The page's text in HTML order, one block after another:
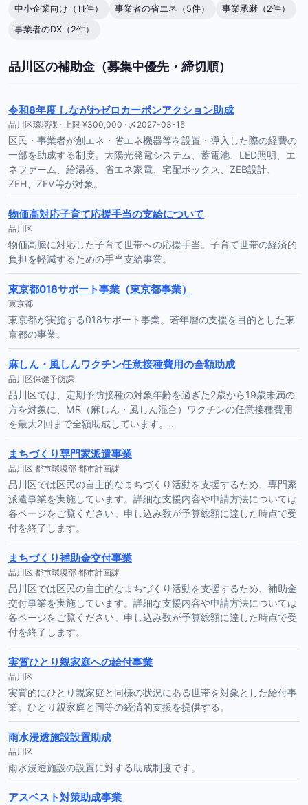
中小企業向け（11件） 事業者の省エネ（5件）
事業承継（2件）
事業者のDX（2件）
品川区の補助金（募集中優先・締切順）
令和8年度 しながわゼロカーボンアクション助成
品川区環境課 · 上限 ¥300,000 · 〆2027-03-15
区民・事業者が創エネ・省エネ機器等を設置・導入した際の経費の
一部を助成する制度。太陽光発電システム、蓄電池、LED照明、エ
ネファーム、給湯器、省エネ家電、宅配ボックス、ZEB設計、
ZEH、ZEV等が対象。
物価高対応子育て応援手当の支給について
品川区
物価高騰に対応した子育て世帯への応援手当。子育て世帯の経済的
負担を軽減するための手当支給事業。
東京都018サポート事業（東京都事業）
東京都
東京都が実施する018サポート事業。若年層の支援を目的とした東
京都の事業。
麻しん・風しんワクチン任意接種費用の全額助成
品川区保健予防課
品川区では、定期予防接種の対象年齢を過ぎた2歳から19歳未満の
方を対象に、MR（麻しん・風しん混合）ワクチンの任意接種費用
を最大2回まで全額助成しています。…
まちづくり専門家派遣事業
品川区 都市環境部 都市計画課
品川区では区民の自主的なまちづくり活動を支援するため、専門家
派遣事業を実施しています。詳細な支援内容や申請方法については
各ページをご覧ください。申し込み数が予算総額に達した時点で受
付を終了します。
まちづくり補助金交付事業
品川区 都市環境部 都市計画課
品川区では区民の自主的なまちづくり活動を支援するため、補助金
交付事業を実施しています。詳細な支援内容や申請方法については
各ページをご覧ください。申し込み数が予算総額に達した時点で受
付を終了します。
実質ひとり親家庭への給付事業
品川区
実質的にひとり親家庭と同様の状況にある世帯を対象とした給付事
業。ひとり親家庭と同等の経済的支援を提供する。
雨水浸透施設設置助成
品川区
雨水浸透施設の設置に対する助成制度です。
アスベスト対策助成事業